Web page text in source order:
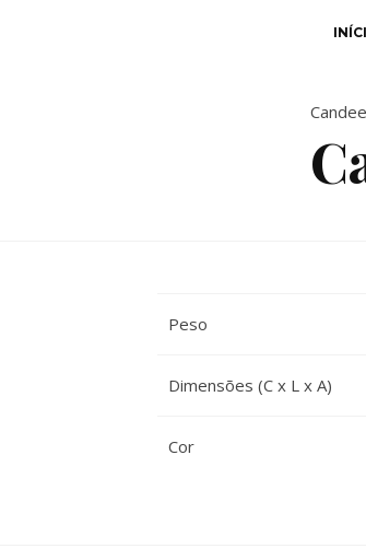
Peso
Dimensões (C x L x A)
Cor